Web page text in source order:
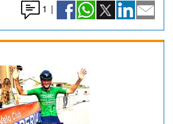
1 |